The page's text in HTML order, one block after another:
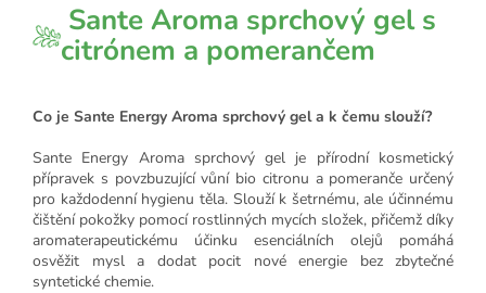
Sante Aroma sprchový gel s
citrónem a pomerančem
Co je Sante Energy Aroma sprchový gel a k čemu slouží?
Sante Energy Aroma sprchový gel je přírodní kosmetický
přípravek s povzbuzující vůní bio citronu a pomeranče určený
pro každodenní hygienu těla. Slouží k šetrnému, ale účinnému
čištění pokožky pomocí rostlinných mycích složek, přičemž díky
aromaterapeutickému účinku esenciálních olejů pomáhá
osvěžit mysl a dodat pocit nové energie bez zbytečné
syntetické chemie.